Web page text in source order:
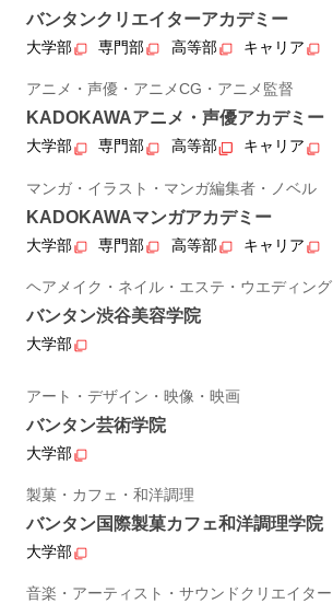
バンタンクリエイターアカデミー
大学部 専門部 高等部 キャリア
アニメ・声優・アニメCG・アニメ監督
KADOKAWAアニメ・声優アカデミー
大学部 専門部 高等部 キャリア
マンガ・イラスト・マンガ編集者・ノベル
KADOKAWAマンガアカデミー
大学部 専門部 高等部 キャリア
ヘアメイク・ネイル・エステ・ウエディング
バンタン渋谷美容学院
大学部
アート・デザイン・映像・映画
バンタン芸術学院
大学部
製菓・カフェ・和洋調理
バンタン国際製菓カフェ和洋調理学院
大学部
音楽・アーティスト・サウンドクリエイター